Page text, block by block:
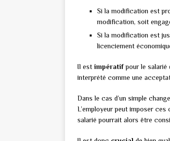
Si la modification est
modification, soit
Si la modification est
licenciement
Il est impératifpour le salarié
interprété comme une
Dans le cas d’un simple
L’employeur peut imposer
salarié pourrait alors être